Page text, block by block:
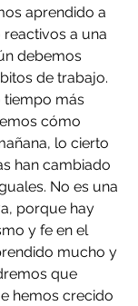
aprendido a
a una
debemos
de trabajo.
tiempo más
cómo
lo cierto
han cambiado
No es una
porque hay
y fe en el
mucho y
que
hemos crecido